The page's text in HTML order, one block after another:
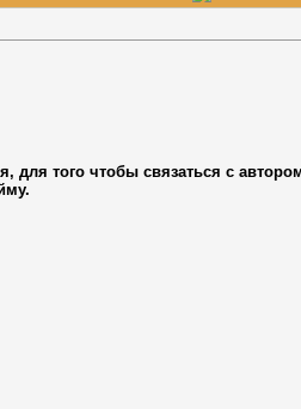
для того чтобы связаться с